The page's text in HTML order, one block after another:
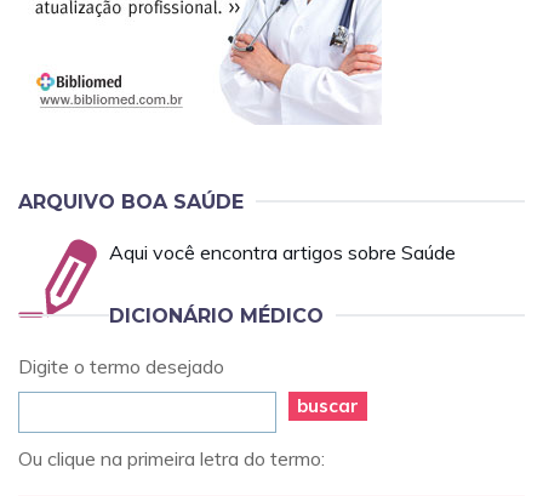
ARQUIVO BOA SAÚDE
Aqui você encontra artigos sobre Saúde
DICIONÁRIO MÉDICO
Digite o termo desejado
buscar
Ou clique na primeira letra do termo: